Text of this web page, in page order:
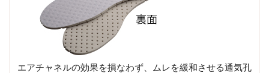
エアチャネルの効果を損なわず、ムレを緩和させる通気孔